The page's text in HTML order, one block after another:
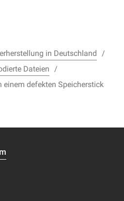
in Deutschland
Dateien
einem defekten Speicherstick